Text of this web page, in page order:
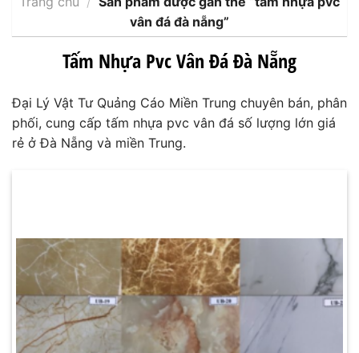
Tấm Nhựa Pvc Vân Đá Đà Nẵng
vân đá đà nẵng”
Đại Lý Vật Tư Quảng Cáo Miền Trung chuyên bán, phân
phối, cung cấp tấm nhựa pvc vân đá số lượng lớn giá
rẻ ở Đà Nẵng và miền Trung.